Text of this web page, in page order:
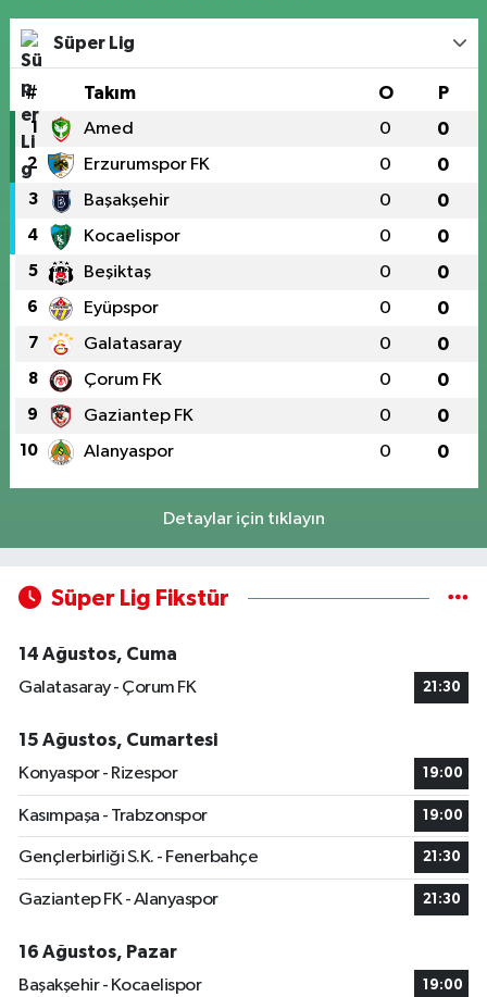
Süper Lig
# Takım O P
1 Amed 0 0
2 Erzurumspor FK 0 0
3 Başakşehir 0 0
4 Kocaelispor 0 0
5 Beşiktaş 0 0
6 Eyüpspor 0 0
7 Galatasaray 0 0
8 Çorum FK 0 0
9 Gaziantep FK 0 0
10 Alanyaspor 0 0
Detaylar için tıklayın
Süper Lig Fikstür
14 Ağustos, Cuma
Galatasaray - Çorum FK
21:30
15 Ağustos, Cumartesi
Konyaspor - Rizespor
19:00
Kasımpaşa - Trabzonspor 19:00
Gençlerbirliği S.K. - Fenerbahçe 21:30
Gaziantep FK - Alanyaspor 21:30
16 Ağustos, Pazar
Başakşehir - Kocaelispor
19:00